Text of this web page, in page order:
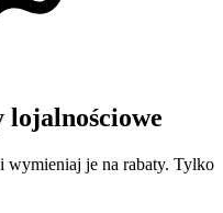
je na rabaty. Tylko